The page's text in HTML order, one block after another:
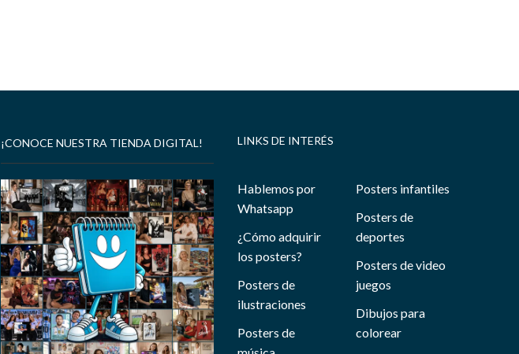
¡CONOCE NUESTRA TIENDA DIGITAL! LINKS DE INTERÉS
Hablemos por
Whatsapp
¿Cómo adquirir
los posters?
Posters de
ilustraciones
Posters de
Posters infantiles
Posters de
deportes
Posters de video
juegos
Dibujos para
colorear